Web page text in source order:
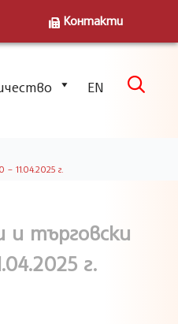
Контакти
Skip
EN 
г.
и търговски
г.